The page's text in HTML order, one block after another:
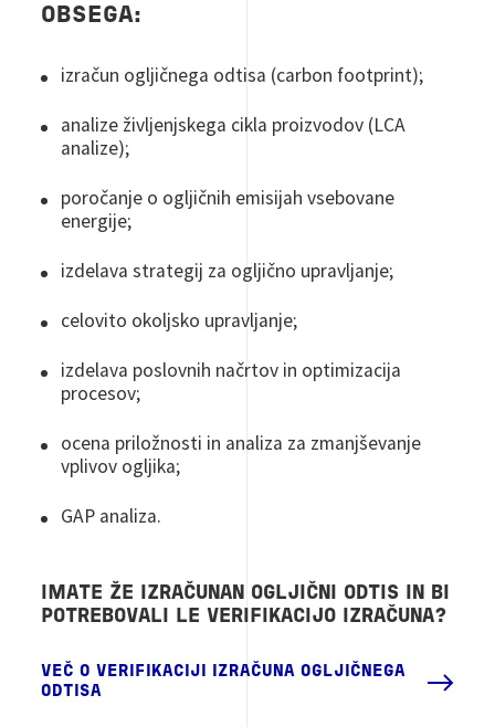
OBSEGA:
izračun ogljičnega odtisa (carbon footprint);
analize življenjskega cikla proizvodov (LCA
analize);
poročanje o ogljičnih emisijah vsebovane
energije;
izdelava strategij za ogljično upravljanje;
celovito okoljsko upravljanje;
izdelava poslovnih načrtov in optimizacija
procesov;
ocena priložnosti in analiza za zmanjševanje
vplivov ogljika;
GAP analiza.
IMATE ŽE IZRAČUNAN OGLJIČNI ODTIS IN BI
POTREBOVALI LE VERIFIKACIJO IZRAČUNA?
VEČ O VERIFIKACIJI IZRAČUNA OGLJIČNEGA
ODTISA